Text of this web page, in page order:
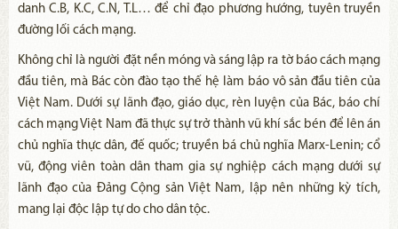
danh C.B, K.C, C.N, T.L… để chỉ đạo phương hướng, tuyên truyền
đường lối cách mạng.
Không chỉ là người đặt nền móng và sáng lập ra tờ báo cách mạng
đầu tiên, mà Bác còn đào tạo thế hệ làm báo vô sản đầu tiên của
Việt Nam. Dưới sự lãnh đạo, giáo dục, rèn luyện của Bác, báo chí
cách mạng Việt Nam đã thực sự trở thành vũ khí sắc bén để lên án
chủ nghĩa thực dân, đế quốc; truyền bá chủ nghĩa Marx-Lenin; cổ
vũ, động viên toàn dân tham gia sự nghiệp cách mạng dưới sự
lãnh đạo của Đảng Cộng sản Việt Nam, lập nên những kỳ tích,
mang lại độc lập tự do cho dân tộc.